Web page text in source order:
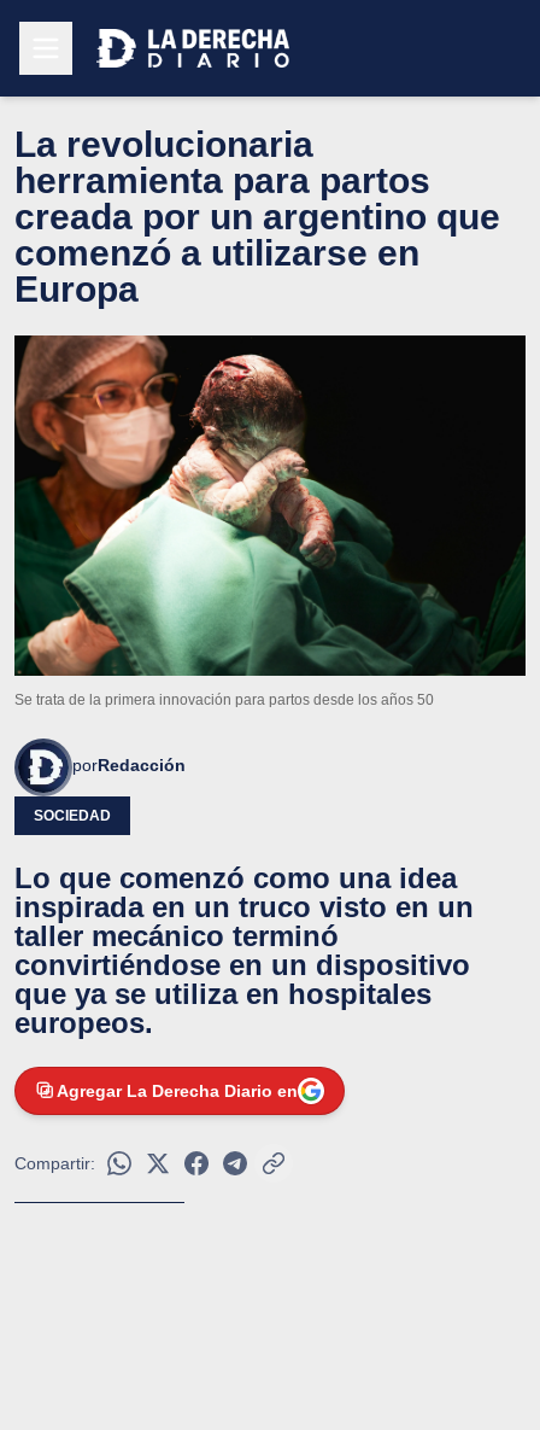
La revolucionaria
herramienta para partos
creada por un argentino que
comenzó a utilizarse en
Europa
Se trata de la primera innovación para partos desde los años 50
porRedacción
SOCIEDAD
Lo que comenzó como una idea
inspirada en un truco visto en un
taller mecánico terminó
convirtiéndose en un dispositivo
que ya se utiliza en hospitales
europeos.
Agregar La Derecha Diario en
Compartir: